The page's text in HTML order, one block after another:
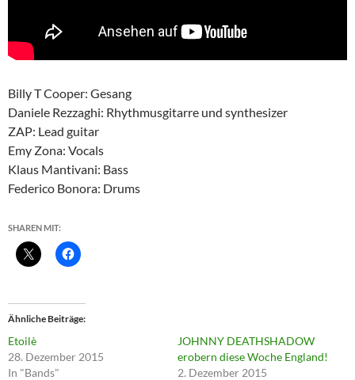
Billy T Cooper: Gesang
Daniele Rezzaghi: Rhythmusgitarre und synthesizer
ZAP: Lead guitar
Emy Zona: Vocals
Klaus Mantivani: Bass
Federico Bonora: Drums
SHAREN MIT:
Ähnliche Beiträge
Etoilè
28. Dezember 2015
In "Bands"
JOHNNY DEATHSHADOW
erobern diese Woche England!
2. Dezember 2015